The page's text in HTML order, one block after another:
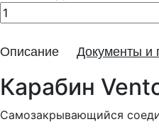
Описание Документы и
Карабин
Самозакрывающийся